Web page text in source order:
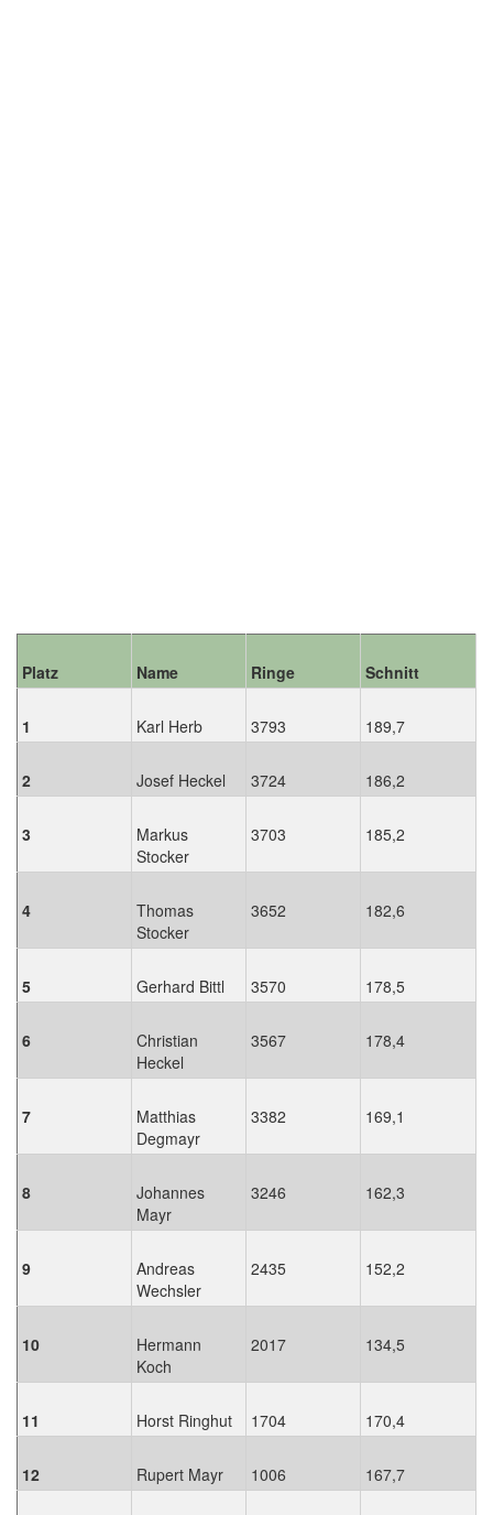
Platz Name Ringe Schnitt
1 Karl Herb 3793 189,7
2 Josef Heckel 3724 186,2
3
Markus
Stocker
3703 185,2
4
Thomas
Stocker
3652 182,6
5 Gerhard Bittl 3570 178,5
6
Christian
Heckel
3567 178,4
7
Matthias
Degmayr
3382 169,1
8
Johannes
Mayr
3246 162,3
9
Andreas
Wechsler
2435 152,2
10
Hermann
Koch
2017 134,5
11 Horst Ringhut 1704 170,4
12 Rupert Mayr 1006 167,7